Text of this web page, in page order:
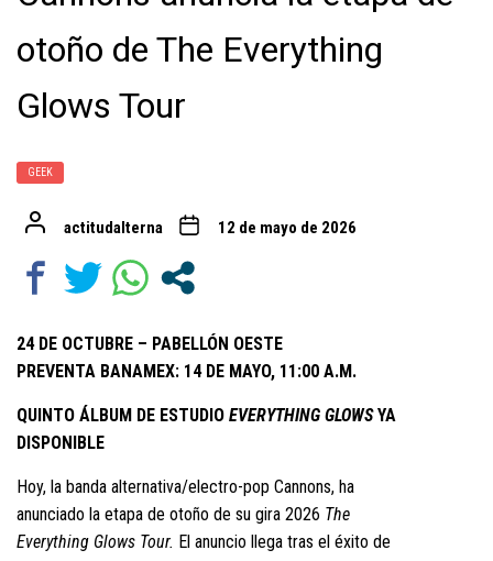
otoño de The Everything
Glows Tour
GEEK
actitudalterna 12 de mayo de 2026
24 DE OCTUBRE – PABELLÓN OESTE
PREVENTA BANAMEX: 14 DE MAYO, 11:00 A.M.
QUINTO ÁLBUM DE ESTUDIO EVERYTHING GLOWSYA
DISPONIBLE
Hoy, la banda alternativa/electro-pop Cannons, ha
anunciado la etapa de otoño de su gira 2026 The
Everything Glows Tour. El anuncio llega tras el éxito de